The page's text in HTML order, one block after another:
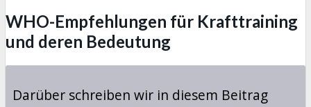
WHO-Empfehlungen für Krafttraining
und deren Bedeutung
Darüber schreiben wir in diesem Beitrag